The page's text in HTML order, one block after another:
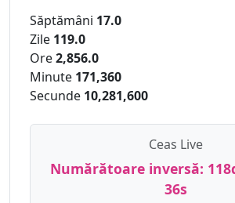
Săptămâni 17.0
Zile 119.0
Ore2,856.0
Minute 171,360
Secunde 10,281,600
Ceas Live
Numărătoare inversă:
36s